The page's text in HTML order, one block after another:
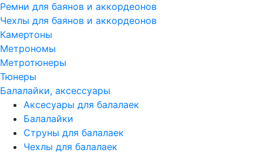
Ремни для баянов и аккордеонов
Чехлы для баянов и аккордеонов
Камертоны
Метрономы
Метротюнеры
Тюнеры
Балалайки, аксессуары
Аксесуары для балалаек
Балалайки
Струны для балалаек
Чехлы для балалаек